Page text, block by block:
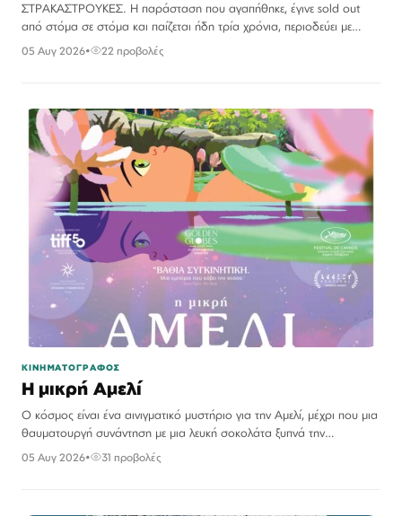
ΣΤΡΑΚΑΣΤΡΟΥΚΕΣ. Η παράσταση που αγαπήθηκε, έγινε sold out
από στόμα σε στόμα και παίζεται ήδη τρία χρόνια, περιοδεύει με
μεγάλη επιτυχία σε όλη την Ελλάδα και παρουσιάζεται…
05 Αυγ 2026• 22 προβολές
ΚΙΝΗΜΑΤΟΓΡΑΦΟΣ
Η μικρή Αμελί
Ο κόσμος είναι ένα αινιγματικό μυστήριο για την Αμελί, μέχρι που μια
θαυματουργή συνάντηση με μια λευκή σοκολάτα ξυπνά την
ακατάβλητη περιέργειά της.
05 Αυγ 2026• 31 προβολές